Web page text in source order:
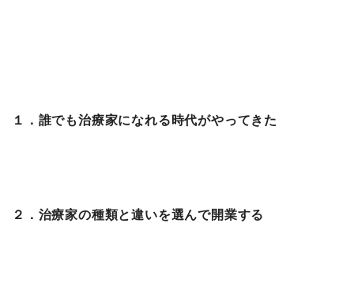
１．誰でも治療家になれる時代がやってきた
２．治療家の種類と違いを選んで開業する